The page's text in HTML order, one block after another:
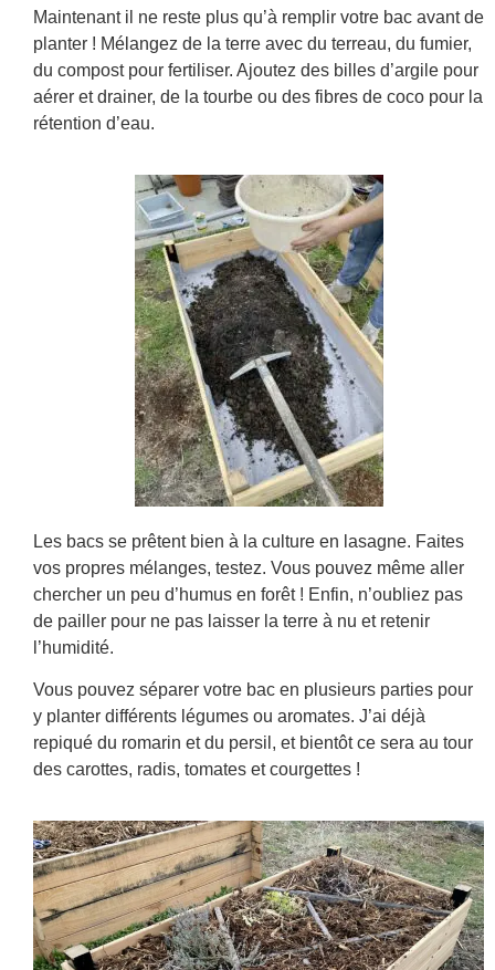
Maintenant il ne reste plus qu’à remplir votre bac avant de
planter ! Mélangez de la terre avec du terreau, du fumier,
du compost pour fertiliser. Ajoutez des billes d’argile pour
aérer et drainer, de la tourbe ou des fibres de coco pour la
rétention d’eau.
Les bacs se prêtent bien à la culture en lasagne. Faites
vos propres mélanges, testez. Vous pouvez même aller
chercher un peu d’humus en forêt ! Enfin, n’oubliez pas
de pailler pour ne pas laisser la terre à nu et retenir
l’humidité.
Vous pouvez séparer votre bac en plusieurs parties pour
y planter différents légumes ou aromates. J’ai déjà
repiqué du romarin et du persil, et bientôt ce sera au tour
des carottes, radis, tomates et courgettes !